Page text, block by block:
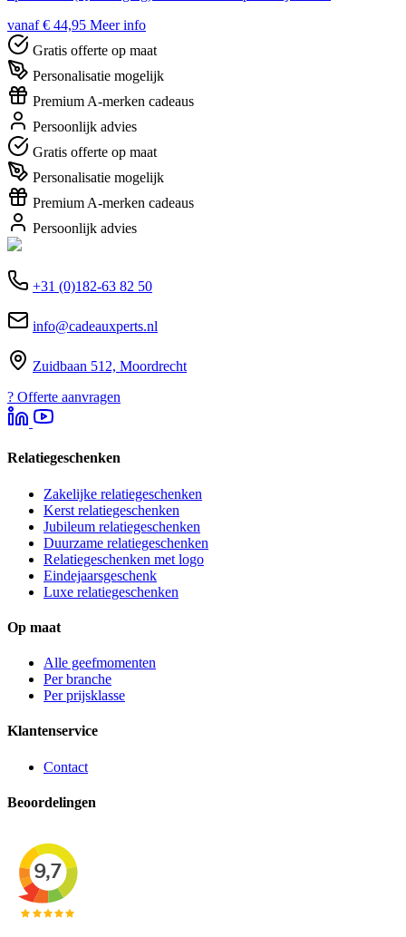
vanaf € 44,95 Meer info
Gratis offerte op maat
Personalisatie mogelijk
Premium A-merken cadeaus
Persoonlijk advies
Gratis offerte op maat
Personalisatie mogelijk
Premium A-merken cadeaus
Persoonlijk advies
+31 (0)182-63 82 50
info@cadeauxperts.nl
Zuidbaan 512, Moordrecht
? Offerte aanvragen
Relatiegeschenken
Zakelijke relatiegeschenken
Kerst relatiegeschenken
Jubileum relatiegeschenken
Duurzame relatiegeschenken
Relatiegeschenken met logo
Eindejaarsgeschenk
Luxe relatiegeschenken
Op maat
Alle geefmomenten
Per branche
Per prijsklasse
Klantenservice
Contact
Beoordelingen